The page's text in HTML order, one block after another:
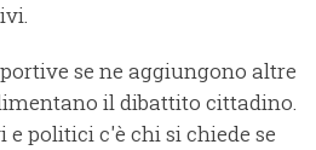
se ne aggiungono altre
il dibattito cittadino.
politici c'è chi si chiede se